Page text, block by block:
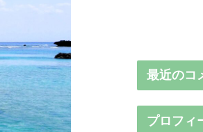
最近のコ
プロフィ